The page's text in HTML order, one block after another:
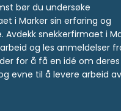
bør du undersøke
i Marker sin erfaring og
Avdekk snekkerfirmaet i
og les anmeldelser
for å få en idé om
evne til å levere arbeid